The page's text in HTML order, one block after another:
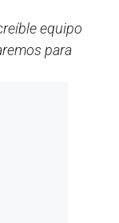
equipo
para